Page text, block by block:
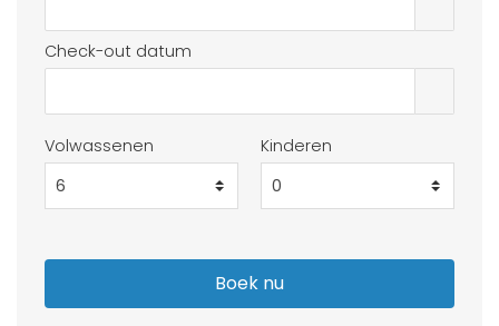
Check-out datum
Volwassenen Kinderen